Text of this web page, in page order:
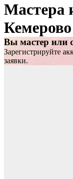
Мастера
Кемерово
Вы мастер или
Зарегистрируйте
заявки.